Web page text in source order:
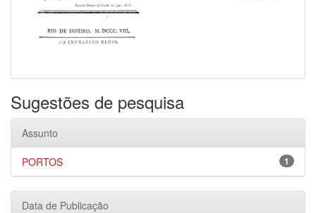
Sugestões de pesquisa
Assunto
1
PORTOS
Data de Publicação